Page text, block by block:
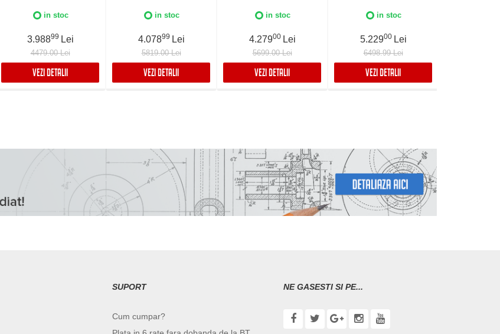
Aspiratie perimetrala,
Dynamic Control
electronic, Fabricatie
Italia, Garantie 5 ani
in stoc
3.98899 Lei
4479.00 Lei
VEZI DETALII
in stoc
4.07899 Lei
5819.00 Lei
VEZI DETALII
304, Garantie 5 ani
in stoc
4.27900 Lei
5699.00 Lei
VEZI DETALII
comunicare wireless intre
Aspiratie perimetrala,
Iluminare LED dimabila si
Dynamic Control
in stoc
5.22900 Lei
6498.99 Lei
VEZI DETALII
SUPORT
Cum cumpar?
NE GASESTI SI PE...